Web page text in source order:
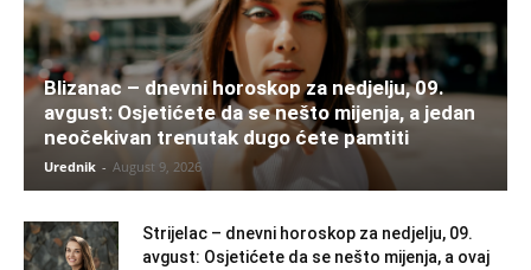
Blizanac – dnevni horoskop za nedjelju, 09.
avgust: Osjetićete da se nešto mijenja, a jedan
neočekivan trenutak dugo ćete pamtiti
Urednik - August 9, 2026
Strijelac – dnevni horoskop za nedjelju, 09.
avgust: Osjetićete da se nešto mijenja, a ovaj